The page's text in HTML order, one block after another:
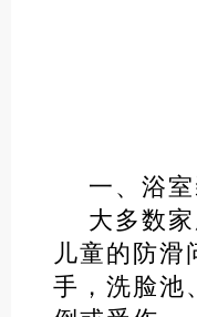
一、浴室
大多数家
儿童的防
手，洗脸池